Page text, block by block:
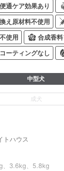
便通ケア効果あり
え原材料不使用
使用 合成香
ーティングなし
中型犬
成犬
トハウス
、3.6kg、5.8kg